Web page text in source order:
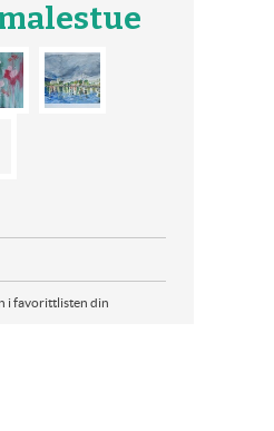
i favorittlisten din